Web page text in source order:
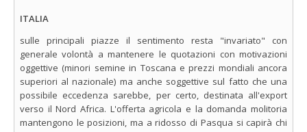
ITALIA
sulle principali piazze il sentimento resta "invariato" con
generale volontà a mantenere le quotazioni con motivazioni
oggettive (minori semine in Toscana e prezzi mondiali ancora
superiori al nazionale) ma anche soggettive sul fatto che una
possibile eccedenza sarebbe, per certo, destinata all'export
verso il Nord Africa. L'offerta agricola e la domanda molitoria
mantengono le posizioni, ma a ridosso di Pasqua si capirà chi